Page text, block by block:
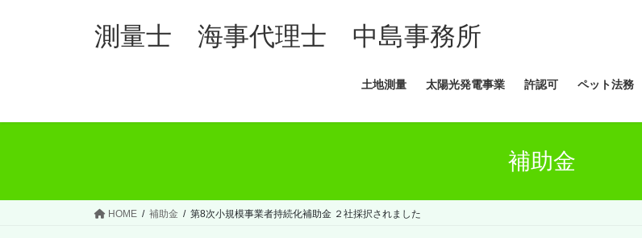
ス
ン
測量士 海事代理士 中島事務所
土地測量 太陽光発電事業 許認可 ペット法務
補助金
HOME 補助金 第8次小規模事業者持続化補助金 ２社採択されました